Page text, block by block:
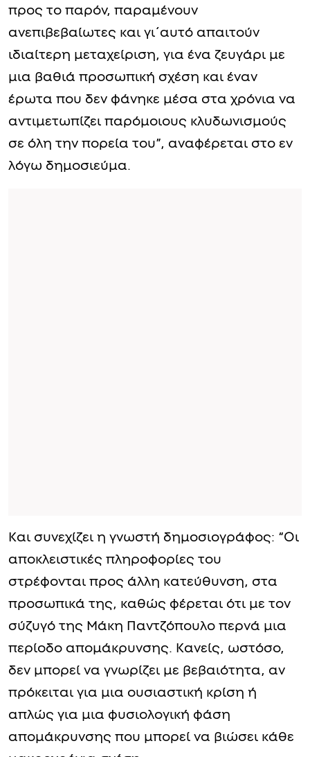
προς το παρόν, παραμένουν
ανεπιβεβαίωτες και γι΄αυτό απαιτούν
ιδιαίτερη μεταχείριση, για ένα ζευγάρι με
μια βαθιά προσωπική σχέση και έναν
έρωτα που δεν φάνηκε μέσα στα χρόνια να
αντιμετωπίζει παρόμοιους κλυδωνισμούς
σε όλη την πορεία του”, αναφέρεται στο εν
λόγω δημοσιεύμα.
Και συνεχίζει η γνωστή δημοσιογράφος: “Οι
αποκλειστικές πληροφορίες του
στρέφονται προς άλλη κατεύθυνση, στα
προσωπικά της, καθώς φέρεται ότι με τον
σύζυγό της Μάκη Παντζόπουλο περνά μια
περίοδο απομάκρυνσης. Κανείς, ωστόσο,
δεν μπορεί να γνωρίζει με βεβαιότητα, αν
πρόκειται για μια ουσιαστική κρίση ή
απλώς για μια φυσιολογική φάση
απομάκρυνσης που μπορεί να βιώσει κάθε